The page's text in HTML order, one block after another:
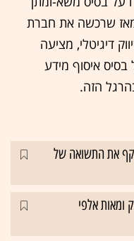
שרכשה את חברת
דיגיטלי, מציעה
בסיס איסוף מידע
הזה.
ד', והוא עקף את התשואה של
ומאות אלפי